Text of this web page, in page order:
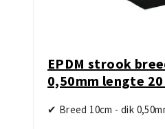
EPDM strook
0,50mm lengte
✔ Breed 10cm - dik